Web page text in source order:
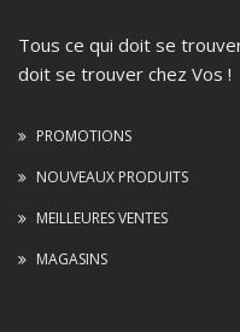
Tous ce qui doit se
doit se trouver chez Vos !
PROMOTIONS
NOUVEAUX PRODUITS
MEILLEURES VENTES
MAGASINS